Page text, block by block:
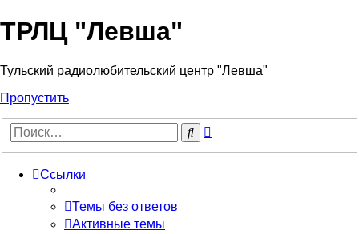
ТРЛЦ "Левша"
Тульский радиолюбительский центр "Левша"
Пропустить
Поиск
Ссылки
Темы без ответов
Активные темы